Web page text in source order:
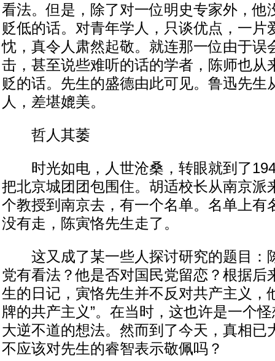
看法。但是，除了对一位明史专家外，他
贬低的话。对青年学人，只谈优点，一片
忱，真令人肃然起敬。就连那一位由于误
击，甚至说些难听的话的学者，陈师也从
贬的话。先生的盛德由此可见。鲁迅先生
人，差堪媲美。
哲人其萎
时光如电，人世沧桑，转眼就到了
把北京城团团包围住。胡适校长从南京派
个教授到南京去，有一个名单。名单上有
没有走，陈寅恪先生走了。
这又成了某一些人探讨研究的题目：
党有看法？他是否对国民党留恋？根据后
生的日记，寅恪先生并不反对共产主义，
牌的共产主义”。在当时，这也许是一个
大逆不道的想法。然而到了今天，真相已
不应该对先生的睿智表示敬佩吗？